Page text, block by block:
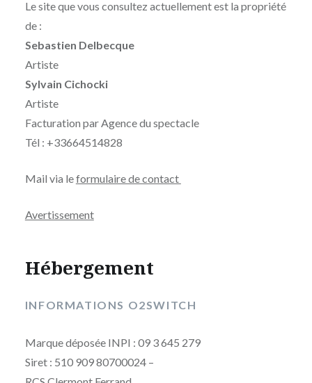
Le site que vous consultez actuellement est la propriété
de :
Sebastien Delbecque
Artiste
Sylvain Cichocki
Artiste
Facturation par Agence du spectacle
Tél : +33664514828
Mail via leformulaire de contact
Avertissement
Hébergement
INFORMATIONS O2SWITCH
Marque déposée INPI : 09 3 645 279
Siret : 510 909 80700024 –